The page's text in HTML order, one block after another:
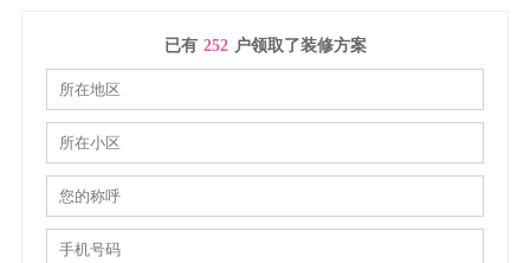
已有 252 户领取了装修方案